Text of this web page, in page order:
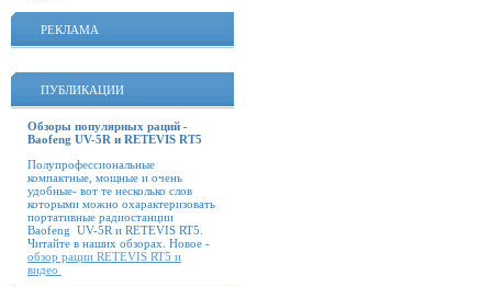
РЕКЛАМА
ПУБЛИКАЦИИ
Обзоры популярных раций -
Baofeng UV-5R и RETEVIS RT5
Полупрофессиональные
компактные, мощные и очень
удобные- вот те несколько слов
которыми можно охарактеризовать
портативные радиостанции
Baofeng UV-5R и RETEVIS RT5.
Читайте в наших обзорах. Новое -
обзор рации RETEVIS RT5 и
видео